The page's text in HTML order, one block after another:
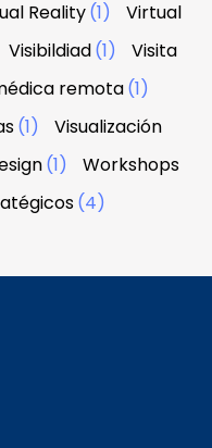
Reality(1)
Virtual
Visibildiad(1)
Visita
remota(1)
(1)
Visualización
(1)
Workshops
(4)